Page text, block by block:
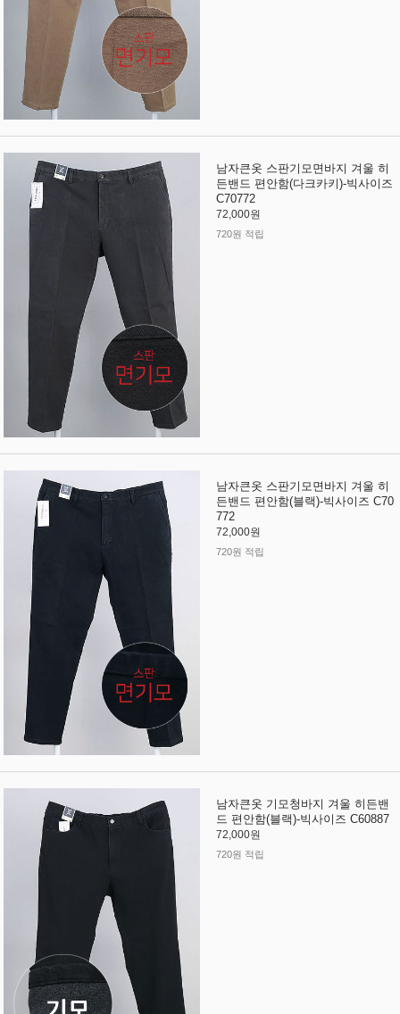
남자큰옷 스판기모면바지 겨울 히
든밴드 편안함(다크카키)-빅사이즈
C70772
72,000원
720원 적립
남자큰옷 스판기모면바지 겨울 히
든밴드 편안함(블랙)-빅사이즈 C70
772
72,000원
720원 적립
남자큰옷 기모청바지 겨울 히든밴
드 편안함(블랙)-빅사이즈 C60887
72,000원
720원 적립